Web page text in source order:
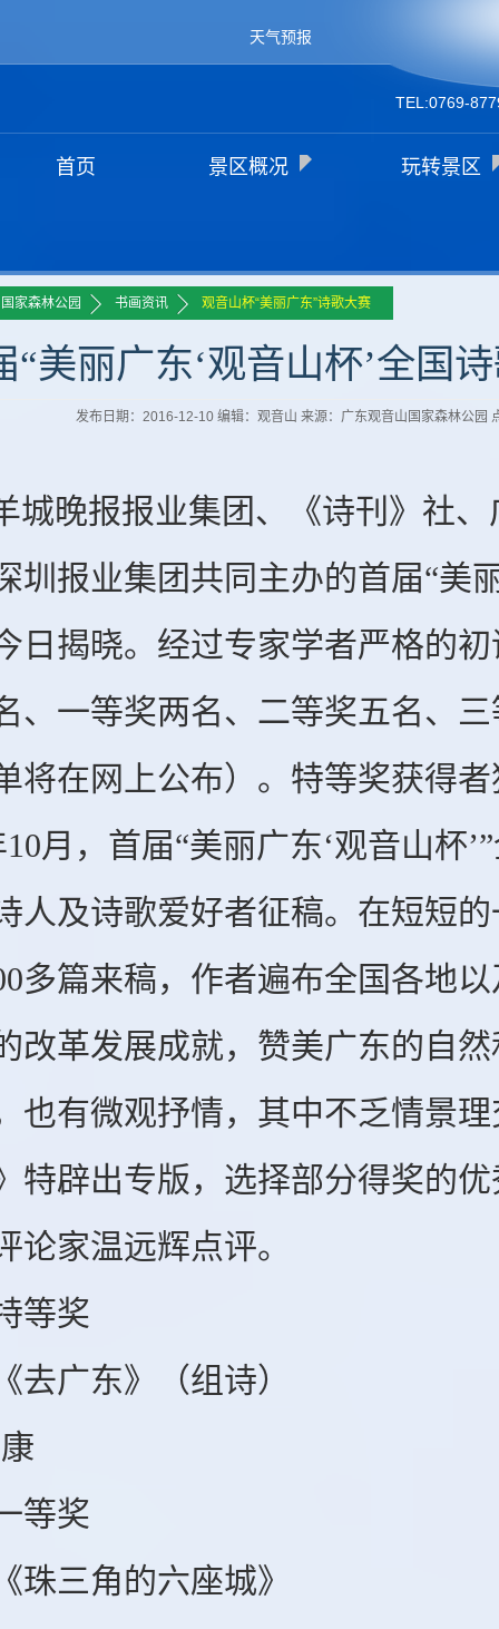
天气预报
TEL:0769-
首页 景区概况 玩转景区
家森林公园 >> 书画资讯 >> 观音山杯“美丽广东”诗歌大赛
“美丽广东‘观音山杯’全国
发布日期：2016-12-10 编辑：观音山 来源：广东观音山国家森林公园
城晚报报业集团、《诗刊》社
圳报业集团共同主办的首届“美
日揭晓。经过专家学者严格的
、一等奖两名、二等奖五名、
将在网上公布）。特等奖获得
月，首届“美丽广东‘观音山杯
人及诗歌爱好者征稿。在短短
多篇来稿，作者遍布全国各地
改革发展成就，赞美广东的自
也有微观抒情，其中不乏情景
特辟出专版，选择部分得奖的
论家温远辉点评。
奖
东》（组诗）
奖
角的六座城》